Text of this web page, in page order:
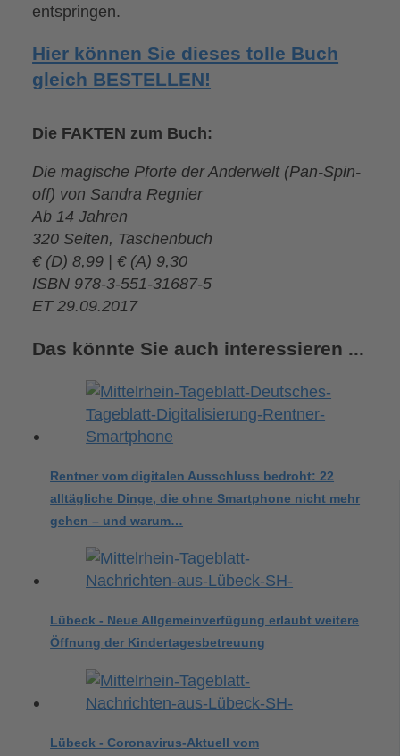
entspringen.
Hier können Sie dieses tolle Buch
gleich BESTELLEN!
Die FAKTEN zum Buch:
Die magische Pforte der Anderwelt (Pan-Spin-
off) von Sandra Regnier
Ab 14 Jahren
320 Seiten, Taschenbuch
€ (D) 8,99 | € (A) 9,30
ISBN 978-3-551-31687-5
ET 29.09.2017
Das könnte Sie auch interessieren ...
Rentner vom digitalen Ausschluss bedroht: 22
alltägliche Dinge, die ohne Smartphone nicht mehr
gehen – und warum…
Lübeck - Neue Allgemeinverfügung erlaubt weitere
Öffnung der Kindertagesbetreuung
Lübeck - Coronavirus-Aktuell vom